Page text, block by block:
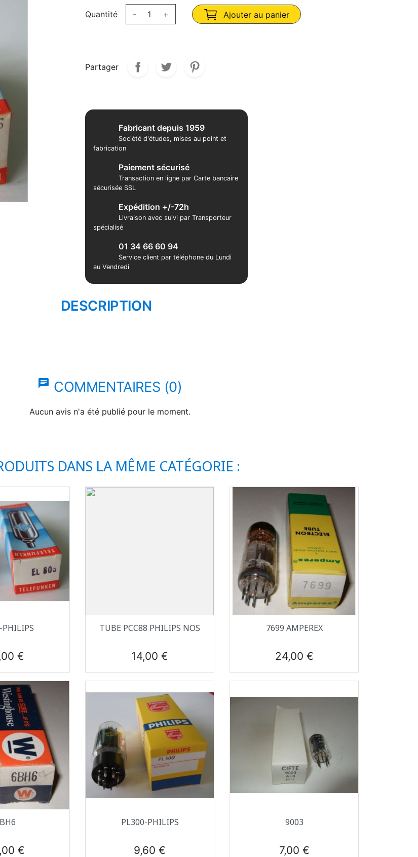
Quantité - + Ajouter au panier
Partager
Fabricant depuis 1959
Société d'études, mises au point et
fabrication
Paiement sécurisé
Transaction en ligne par Carte bancaire
sécurisée SSL
Expédition +/-72h
Livraison avec suivi par Transporteur
spécialisé
01 34 66 60 94
Service client par téléphone du Lundi
au Vendredi
DESCRIPTION
chat COMMENTAIRES (0)
Aucun avis n'a été publié pour le moment.
DANS LA MÊME CATÉGORIE :
rapide
PHILIPS
€
Aperçu rapide
TUBE PCC88 PHILIPS NOS
Prix
14,00 €
Aperçu rapide
7699 AMPEREX
Prix
24,00 €
rapide
€
 Aperçu rapide
PL300-PHILIPS
Prix
9,60 €
Aperçu rapide
9003
Prix
7,00 €